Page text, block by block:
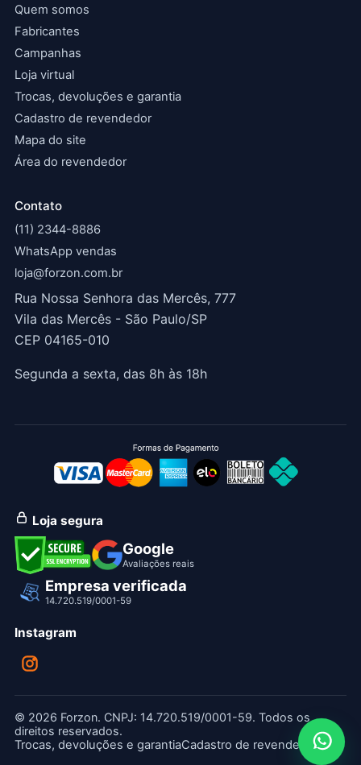
Quem somos
Fabricantes
Campanhas
Loja virtual
Trocas, devoluções e garantia
Cadastro de revendedor
Mapa do site
Área do revendedor
Contato
(11) 2344-8886
WhatsApp vendas
loja@forzon.com.br
Rua Nossa Senhora das Mercês, 777
Vila das Mercês - São Paulo/SP
CEP 04165-010
Segunda a sexta, das 8h às 18h
Loja segura
Google
Avaliações reais
Empresa verificada
14.720.519/0001-59
Instagram
© 2026 Forzon. CNPJ: 14.720.519/0001-59. Todos os
direitos reservados.
Trocas, devoluções e garantiaCadastro de revendedor